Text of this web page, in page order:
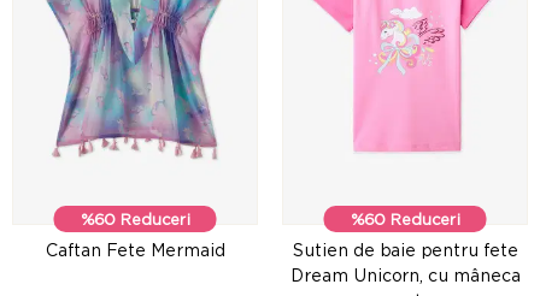
%60 Reduceri
Caftan Fete Mermaid
%60 Reduceri
Sutien de baie pentru fete
Dream Unicorn, cu mâneca